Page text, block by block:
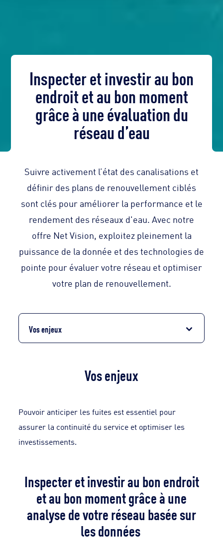
Inspecter et investir au bon
endroit et au bon moment
grâce à une évaluation du
réseau d’eau
Suivre activement l’état des canalisations et
définir des plans de renouvellement ciblés
sont clés pour améliorer la performance et le
rendement des réseaux d'eau. Avec notre
offre Net Vision, exploitez pleinement la
puissance de la donnée et des technologies de
pointe pour évaluer votre réseau et optimiser
votre plan de renouvellement.
Vos enjeux
Vos enjeux
Pouvoir anticiper les fuites est essentiel pour
assurer la continuité du service et optimiser les
investissements.
Inspecter et investir au bon endroit
et au bon moment grâce à une
analyse de votre réseau basée sur
les données